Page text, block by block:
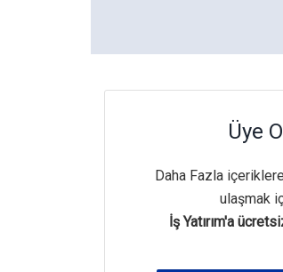
Üye Ol
Daha Fazla
ulaşmak
İş Yatırım'a